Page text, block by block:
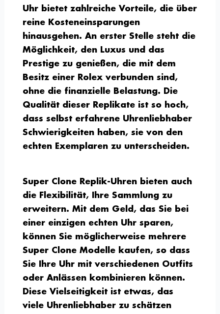
Uhr bietet zahlreiche Vorteile, die über
reine Kosteneinsparungen
hinausgehen. An erster Stelle steht die
Möglichkeit, den Luxus und das
Prestige zu genießen, die mit dem
Besitz einer Rolex verbunden sind,
ohne die finanzielle Belastung. Die
Qualität dieser Replikate ist so hoch,
dass selbst erfahrene Uhrenliebhaber
Schwierigkeiten haben, sie von den
echten Exemplaren zu unterscheiden.
Super Clone Replik-Uhren bieten auch
die Flexibilität, Ihre Sammlung zu
erweitern. Mit dem Geld, das Sie bei
einer einzigen echten Uhr sparen,
können Sie möglicherweise mehrere
Super Clone Modelle kaufen, so dass
Sie Ihre Uhr mit verschiedenen Outfits
oder Anlässen kombinieren können.
Diese Vielseitigkeit ist etwas, das
viele Uhrenliebhaber zu schätzen